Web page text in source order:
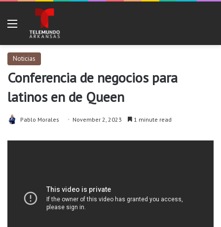
Noticias
Conferencia de negocios para
latinos en de Queen
Pablo Morales November 2, 2023 1 minute read